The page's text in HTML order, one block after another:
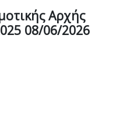
Αρχής
08/06/2026